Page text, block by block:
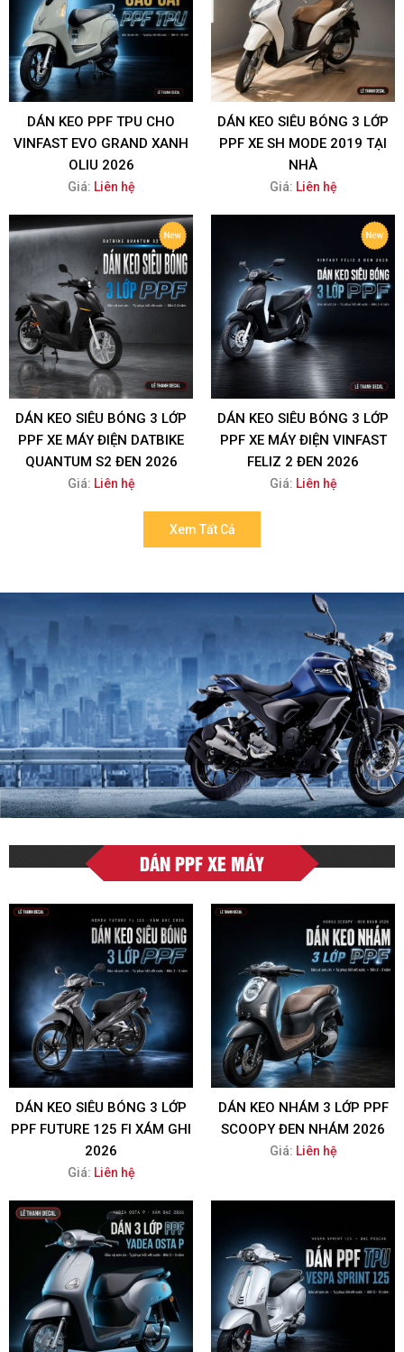
DÁN KEO PPF TPU CHO
VINFAST EVO GRAND XANH
OLIU 2026
Giá: Liên hệ
DÁN KEO SIÊU BÓNG 3 LỚP
PPF XE SH MODE 2019 TẠI
NHÀ
Giá: Liên hệ
DÁN KEO SIÊU BÓNG 3 LỚP
PPF XE MÁY ĐIỆN DATBIKE
QUANTUM S2 ĐEN 2026
Giá: Liên hệ
DÁN KEO SIÊU BÓNG 3 LỚP
PPF XE MÁY ĐIỆN VINFAST
FELIZ 2 ĐEN 2026
Giá: Liên hệ
Xem Tất Cả
DÁN PPF XE MÁY
DÁN KEO SIÊU BÓNG 3 LỚP
PPF FUTURE 125 FI XÁM GHI
2026
Giá: Liên hệ
DÁN KEO NHÁM 3 LỚP PPF
SCOOPY ĐEN NHÁM 2026
Giá: Liên hệ